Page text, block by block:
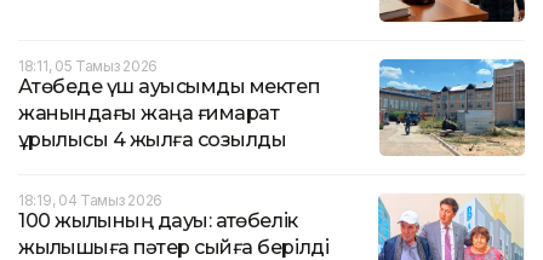
18:11, 05 Тамыз 2026
Ақтөбеде үш ауысымды мектеп
жанындағы жаңа ғимарат
құрылысы 4 жылға созылды
18:19, 04 Тамыз 2026
100 жылқының дауы: ақтөбелік
жылқышыға пәтер сыйға берілді